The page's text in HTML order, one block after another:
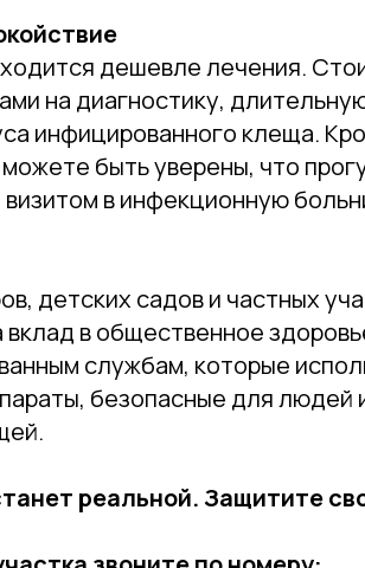
дешевле лечения.
на диагностику,
инфицированного клеща.
быть уверены, что
в инфекционную
детских садов и частных
вклад в общественное
службам, которые
безопасные для людей
реальной. Защитите